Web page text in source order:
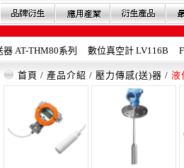
AT-THM80系列 數位真空計 LV116B
首頁 / 產品介紹 / 壓力傳感(送)器 / 液